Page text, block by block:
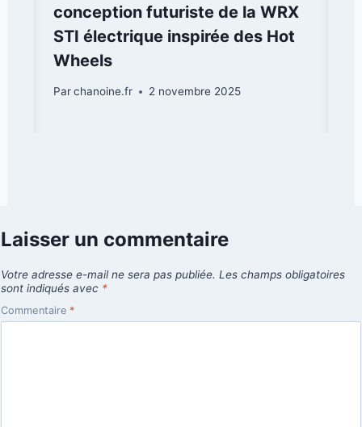
conception futuriste de la WRX
STI électrique inspirée des Hot
Wheels
Parchanoine.fr 2 novembre 2025
Laisser un commentaire
Votre adresse e-mail ne sera pas publiée. Les champs obligatoires
sont indiqués avec *
Commentaire *